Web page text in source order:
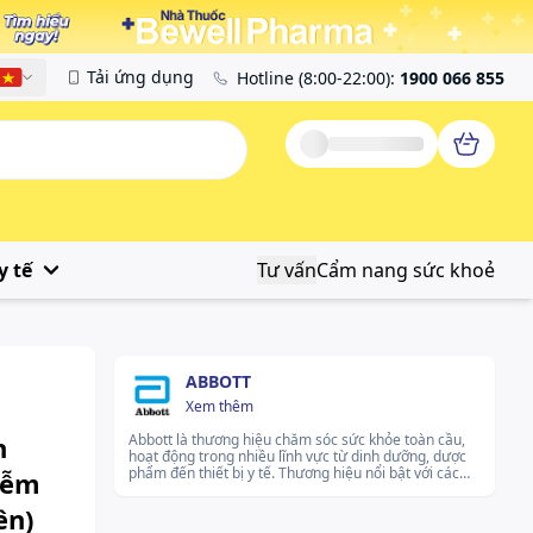
Việt Tải ứng dụng Hotline (8:00-22:00): 1900 066 855
tế Tư vấnCẩm nang sức khoẻ
ABBOTT
Xem thêm
Abbott là thương hiệu chăm sóc sức khỏe toàn cầu,
hoạt động trong nhiều lĩnh vực từ dinh dưỡng, dược
phẩm đến thiết bị y tế. Thương hiệu nổi bật với các